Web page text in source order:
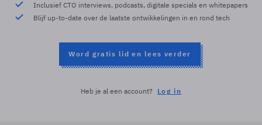
Inclusief CTO interviews, podcasts, digitale specials en whitepapers
Blijf up-to-date over de laatste ontwikkelingen in en rond tech
Word gratis lid en lees verder
Heb je al een account? Log in